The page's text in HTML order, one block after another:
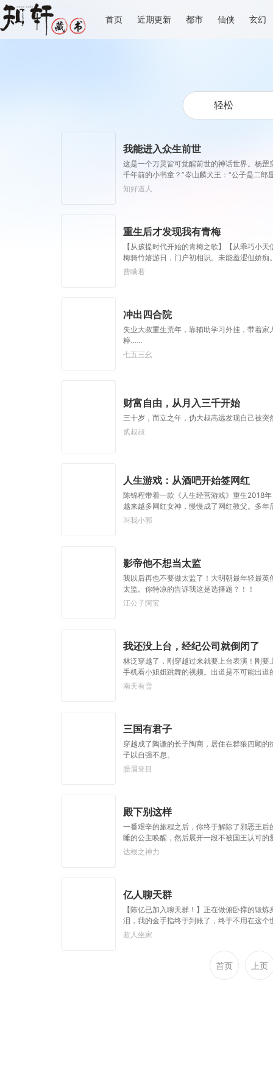
首页 近期更新 都市 仙侠 玄幻
我能进入众生前世
这是一个万灵皆可觉醒前世的神话世界。杨
千年前的小书童？”岑山麟犬王：“公子是二
灵儿，在红尘中等你归来....”多年以后。一只
知好道人
重生后才发现我有青梅
【从孩提时代开始的青梅之歌】【从乖巧小
梅骑竹嬉游日，门户初相识。未能羞涩但娇
抓住了一段前世未曾留意而早早错失的缘分
曹瞒君
冲出四合院
失业大叔重生荒年，靠辅助学习外挂，带着
粹……
七五三幺
财富自由，从月入三千开始
三十岁，而立之年，伪大叔高远发现自己被突
贰叔叔
人生游戏：从酒吧开始签网红
陈锦程带着一款《人生经营游戏》重生2018
越来越多网红女神，慢慢成了网红教父。多年
叫我小郭
影帝他不想当太监
我以后再也不要做太监了！大明朝最年轻最
太监。你特凉的告诉我这是选择题？！！
江公子阿宝
我还没上台，经纪公司就倒闭了
林泛穿越了，刚穿越过来就要上台表演！刚
手机看小姐姐跳舞的视频。出道是不可能出
南天有雪
三国有君子
穿越成了陶谦的长子陶商，居住在群狼四顾
子以自强不息。
臊眉耷目
殿下别这样
一番艰辛的旅程之后，你终于解除了邪恶王
睡的公主唤醒，然后展开一段不被国王认可
龙MM飞行驾驶证*1】【C.缓缓将公主抱起，
达根之神力
亿人聊天群
【陈亿已加入聊天群！】正在做俯卧撑的锻
泪，我的金手指终于到账了，终于不用在这
亿：？？？聊天群还能卡机了？
超人坐家
首页 上页